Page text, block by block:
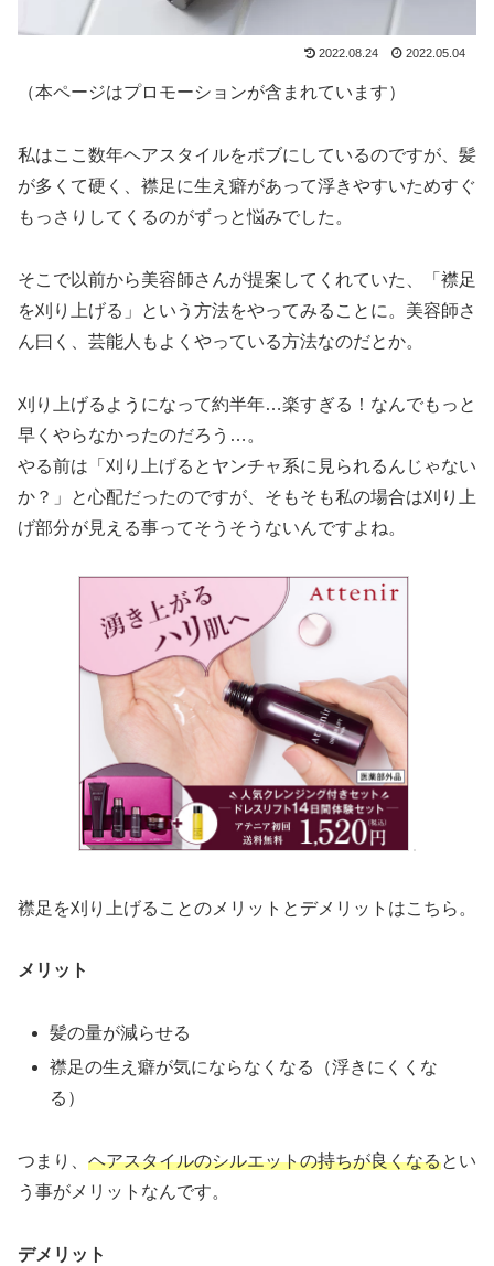
2022.08.24 2022.05.04
（本ページはプロモーションが含まれています）
私はここ数年ヘアスタイルをボブにしているのですが、髪
が多くて硬く、襟足に生え癖があって浮きやすいためすぐ
もっさりしてくるのがずっと悩みでした。
そこで以前から美容師さんが提案してくれていた、「襟足
を刈り上げる」という方法をやってみることに。美容師さ
ん曰く、芸能人もよくやっている方法なのだとか。
刈り上げるようになって約半年…楽すぎる！なんでもっと
早くやらなかったのだろう…。
やる前は「刈り上げるとヤンチャ系に見られるんじゃない
か？」と心配だったのですが、そもそも私の場合は刈り上
げ部分が見える事ってそうそうないんですよね。
襟足を刈り上げることのメリットとデメリットはこちら。
メリット
髪の量が減らせる
襟足の生え癖が気にならなくなる（浮きにくくな
る）
つまり、 ヘアスタイルのシルエットの持ちが良くなるとい
う事がメリットなんです。
デメリット